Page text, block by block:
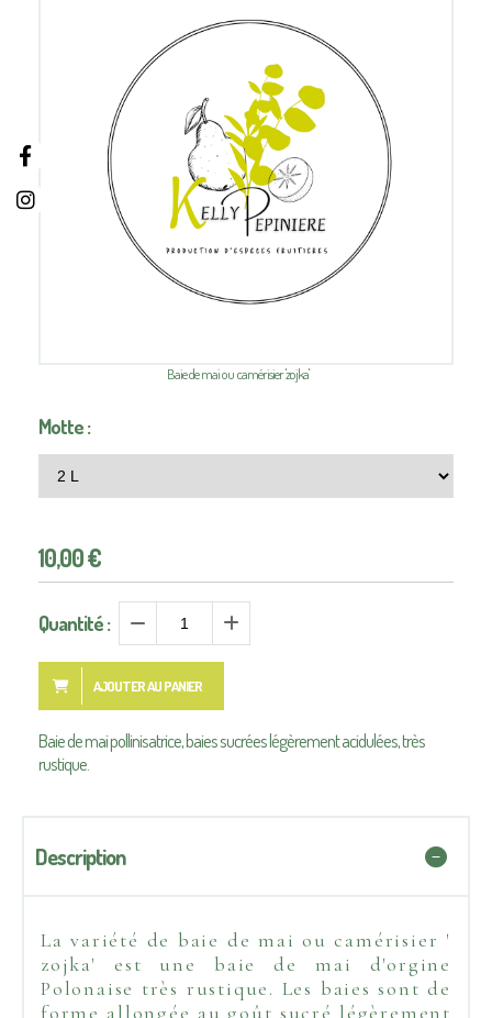
Baie de mai ou camérisier 'zojka'
Motte :
10,00€
Quantité :
AJOUTER AU PANIER
Baie de mai pollinisatrice, baies sucrées légèrement acidulées, très
rustique.
Description
La variété de baie de mai ou camérisier '
zojka' est une baie de mai d'orgine
Polonaise très rustique. Les baies sont de
forme allongée au goût sucré légèrement